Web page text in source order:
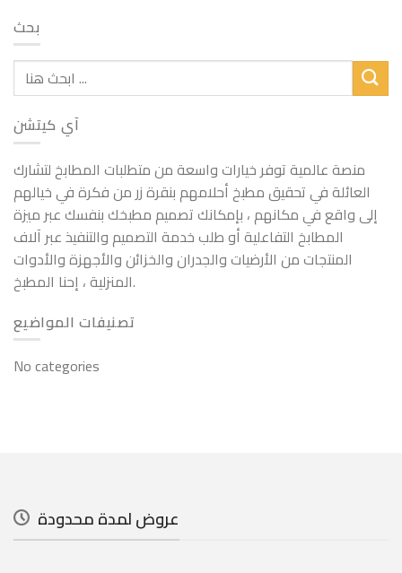
بحث
آي كيتشن
منصة عالمية توفر خيارات واسعة من متطلبات المطابخ لتشارك
العائلة في تحقيق مطبخ أحلامهم بنقرة زر من فكرة في خيالهم
إلى واقع في مكانهم ، بإمكانك تصميم مطبخك بنفسك عبر ميزة
المطابخ التفاعلية أو طلب خدمة التصميم والتنفيذ عبر آلاف
المنتجات من الأرضيات والجدران والخزائن والأجهزة والأدوات
المنزلية ، إحنا المطبخ.
تصنيفات المواضيع
No categories
عروض لمدة محدودة